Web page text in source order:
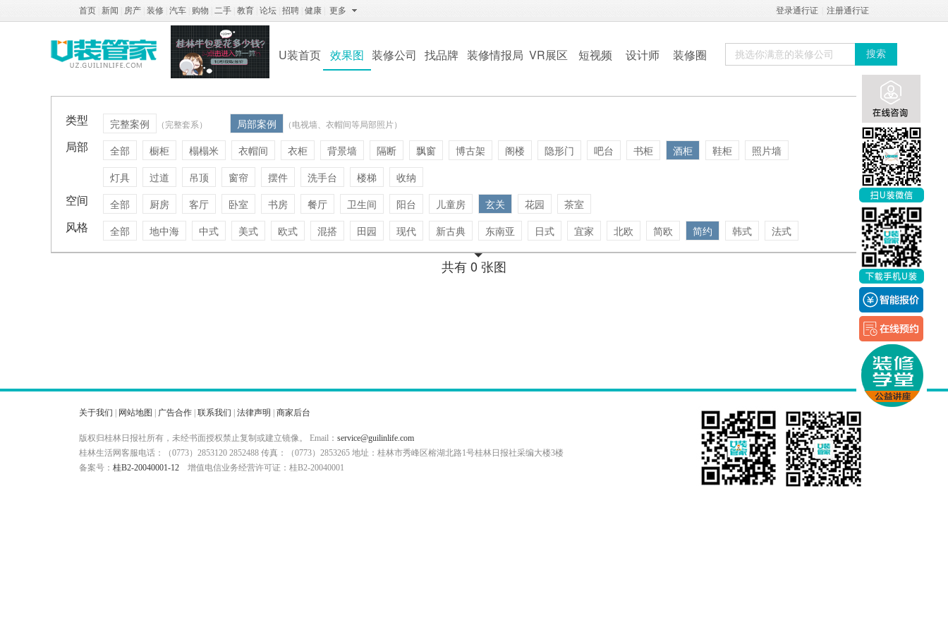
注册通行证
登录通行证
首页 新闻 房产 装修 汽车 购物 二手 教育 论坛 招聘 健康 更多
U装首页 效果图 装修公司 找品牌 装修情报局 VR展区 短视频 设计师 装修圈 搜索
类型 完整案例 （完整套系） 局部案例 （电视墙、衣帽间等局部照片）
局部 全部 橱柜 榻榻米 衣帽间 衣柜 背景墙 隔断 飘窗 博古架 阁楼 隐形门 吧台 书柜 酒柜 鞋柜
照片墙
灯具
过道 吊顶 窗帘 摆件 洗手台 楼梯 收纳
空间 全部 厨房 客厅 卧室 书房 餐厅 卫生间 阳台 儿童房 玄关 花园 茶室
风格 全部 地中海 中式 美式 欧式 混搭 田园 现代 新古典 东南亚 日式 宜家 北欧 简欧 简约 韩式 法式
共有 0 张图
关于我们 网站地图 广告合作 联系我们 法律声明 商家后台
版权归桂林日报社所有，未经书面授权禁止复制或建立镜像。 Email： service@guilinlife.com
桂林生活网客服电话：（0773）2853120 2852488 传真：（0773）2853265 地址：桂林市秀峰区榕湖北路1号桂林日报社采编大楼3楼
备案号： 桂B2-20040001-12 增值电信业务经营许可证：桂B2-20040001